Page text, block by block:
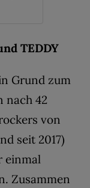
TEDDY
Grund zum
nach 42
von
seit 2017)
einmal
Zusammen